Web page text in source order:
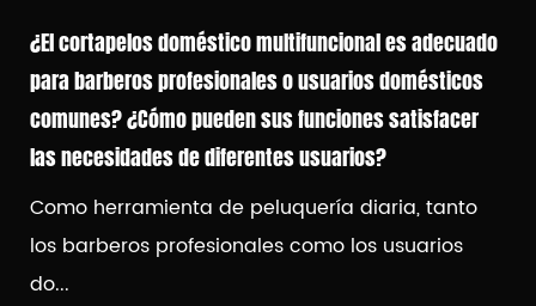
¿El cortapelos doméstico multifuncional es adecuado
para barberos profesionales o usuarios domésticos
comunes? ¿Cómo pueden sus funciones satisfacer
las necesidades de diferentes usuarios?
Como herramienta de peluquería diaria, tanto
los barberos profesionales como los usuarios
do...